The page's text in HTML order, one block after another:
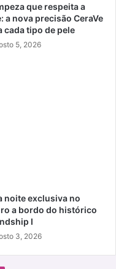
que respeita a
a nova precisão CeraVe
cada tipo de pele
5, 2026
noite exclusiva no
a bordo do histórico
I
3, 2026